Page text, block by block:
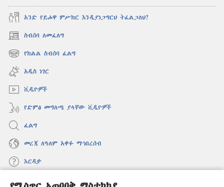
አንድ የይሖዋ ምሥክር እንዲያነጋግርህ ትፈልጋለህ?
ስብሰባ ለመፈለግ
(አዲስ
ዊንዶው
ክፈት)
የክልል ስብሰባ ፈልግ
(አዲስ
ዊንዶው
ክፈት)
አዲስ ነገር
ቪዲዮዎች
የድምፅ መግለጫ ያላቸው ቪዲዮዎች
ፈልግ
መረጃ ለዓለም አቀፉ ማኅበረሰብ
እርዳታ